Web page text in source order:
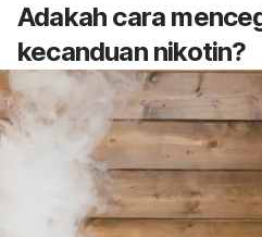
Adakah cara
kecanduan nikotin?